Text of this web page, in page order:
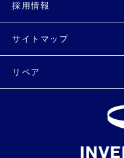
採用情報
サイトマップ
リペア